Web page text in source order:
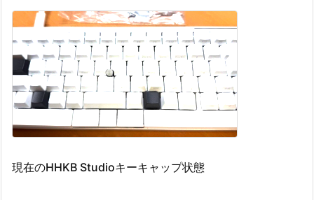
現在のHHKB Studioキーキャップ状態